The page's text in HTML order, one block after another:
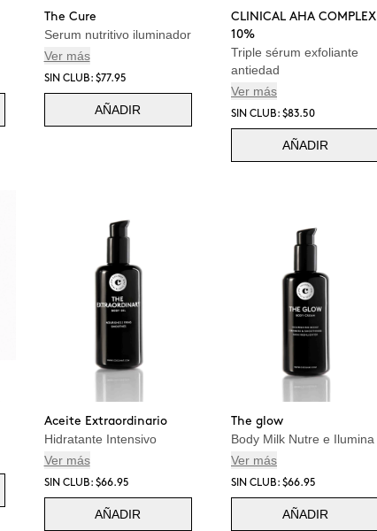
The Cure
Serum nutritivo iluminador
Ver más
SIN CLUB: $77.95
AÑADIR
CLINICAL AHA COMPLEX
10%
Triple sérum exfoliante
antiedad
Ver más
SIN CLUB: $83.50
AÑADIR
Aceite Extraordinario
Hidratante Intensivo
Ver más
SIN CLUB: $66.95
AÑADIR
The glow
Body Milk Nutre e Ilumina
Ver más
SIN CLUB: $66.95
AÑADIR